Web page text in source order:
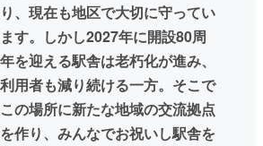
CAMPFIREふるさと納税machi-ya
り、現在も地区で大切に守ってい
ます。しかし2027年に開設80周
年を迎える駅舎は老朽化が進み、
利用者も減り続ける一方。そこで
この場所に新たな地域の交流拠点
を作り、みんなでお祝いし駅舎を